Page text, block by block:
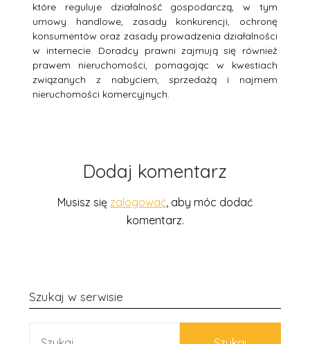
które reguluje działalność gospodarczą, w tym
umowy handlowe, zasady konkurencji, ochronę
konsumentów oraz zasady prowadzenia działalności
w internecie. Doradcy prawni zajmują się również
prawem nieruchomości, pomagając w kwestiach
związanych z nabyciem, sprzedażą i najmem
nieruchomości komercyjnych.
Dodaj komentarz
Musisz się zalogować, aby móc dodać
komentarz.
Szukaj w serwisie